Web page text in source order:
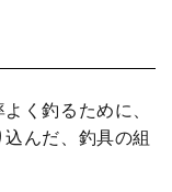
く釣るために、
んだ、釣具の組